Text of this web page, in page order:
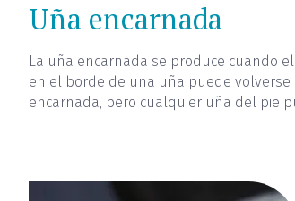
Uña encarnada
La uña encarnada se produce cuando
en el borde de una uña puede
encarnada, pero cualquier uña del pie